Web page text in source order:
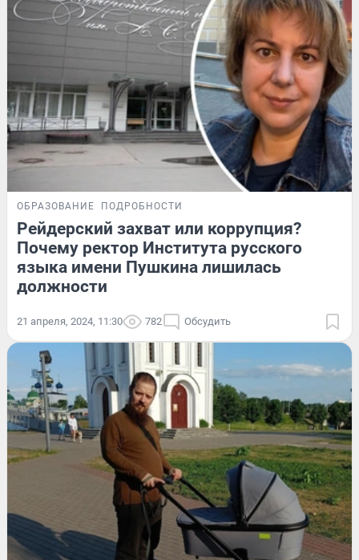
ОБРАЗОВАНИЕ ПОДРОБНОСТИ
Рейдерский захват или коррупция?
Почему ректор Института русского
языка имени Пушкина лишилась
должности
21 апреля, 2024, 11:30 782 Обсудить